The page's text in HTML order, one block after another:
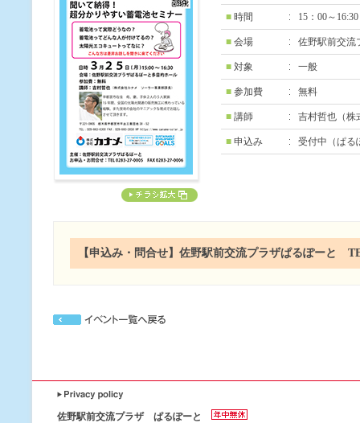
■ 時間 15：00～16:30
■ 会場 佐野駅前交流
■ 対象 一般
■ 参加費 無料
■ 講師 吉村哲也（株
■ 申込み 受付中（ぱる
【申込み・問合せ】佐野駅前交流プラザぱるぽーと
佐野駅前交流プラザ ぱるぽーと